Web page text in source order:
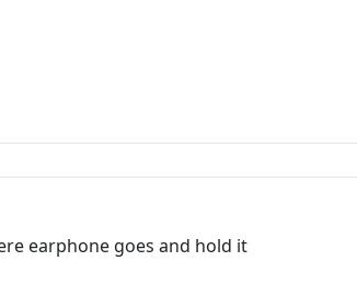
earphone goes and hold it